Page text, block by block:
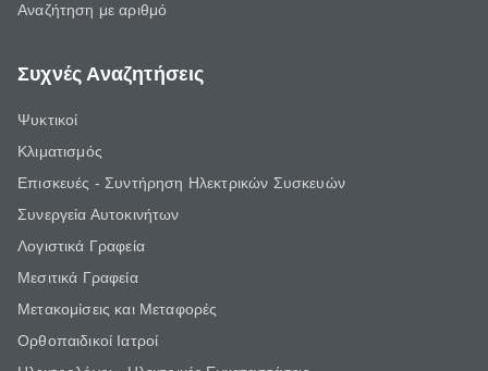
Αναζήτηση με αριθμό
Συχνές Αναζητήσεις
Ψυκτικοί
Κλιματισμός
Επισκευές - Συντήρηση Ηλεκτρικών Συσκευών
Συνεργεία Αυτοκινήτων
Λογιστικά Γραφεία
Μεσιτικά Γραφεία
Μετακομίσεις και Μεταφορές
Ορθοπαιδικοί Ιατροί